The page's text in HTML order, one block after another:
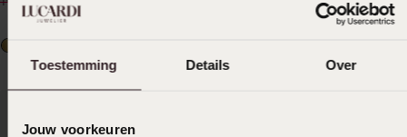
Toestemming Details Over
Jouw voorkeuren
-35%